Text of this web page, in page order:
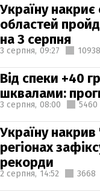
Україну накриє
областей
на 3 серпня
3 серпня, 09:27 10938
Від спеки +40
шквалами:
3 серпня, 08:00 5460
Україну
регіонах
рекорди
2 серпня, 14:52 3668